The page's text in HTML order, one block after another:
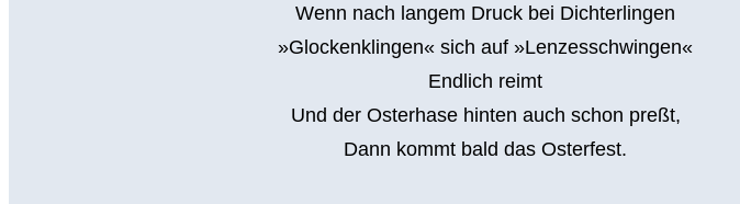
Wenn nach langem Druck bei Dichterlingen
»Glockenklingen« sich auf »Lenzesschwingen«
Endlich reimt
Und der Osterhase hinten auch schon preßt,
Dann kommt bald das Osterfest.